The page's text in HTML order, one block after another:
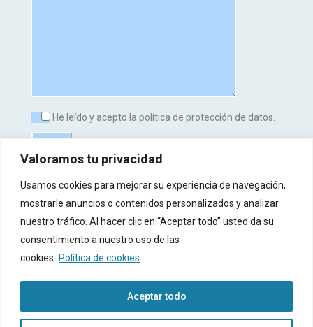
Valoramos tu privacidad
Usamos cookies para mejorar su experiencia de navegación,
mostrarle anuncios o contenidos personalizados y analizar
nuestro tráfico. Al hacer clic en “Aceptar todo” usted da su
consentimiento a nuestro uso de las
cookies. Política de cookies
Aceptar todo
He leído y acepto la política de protección de datos.
© 2017-2025 Copyright Todos Derecho Reservados -
Privacidad-Política de Cookies-Registro de Actividades de Tratamiento (RAT)-